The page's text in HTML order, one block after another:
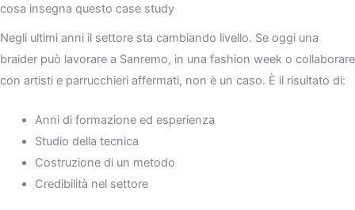
cosa insegna questo case study
Negli ultimi anni il settore sta cambiando livello. Se oggi una
braider può lavorare a Sanremo, in una fashion week o collaborare
con artisti e parrucchieri affermati, non è un caso. È il risultato di:
Anni di formazione ed esperienza
Studio della tecnica
Costruzione di un metodo
Credibilità nel settore